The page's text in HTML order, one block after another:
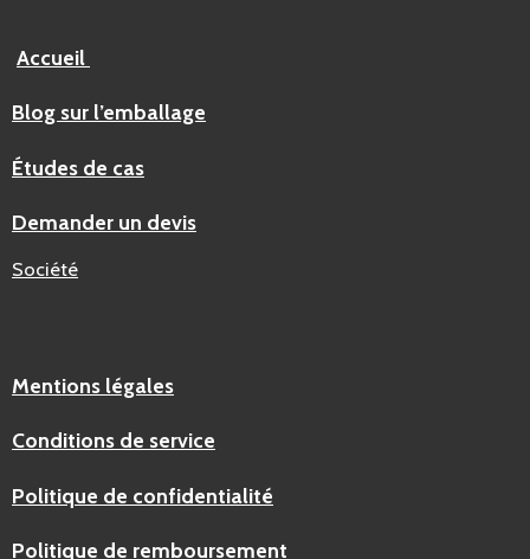
Accueil
Blog sur l’emballage
Études de cas
Demander un devis
Société
Mentions légales
Conditions de service
Politique de confidentialité
Politique de remboursement